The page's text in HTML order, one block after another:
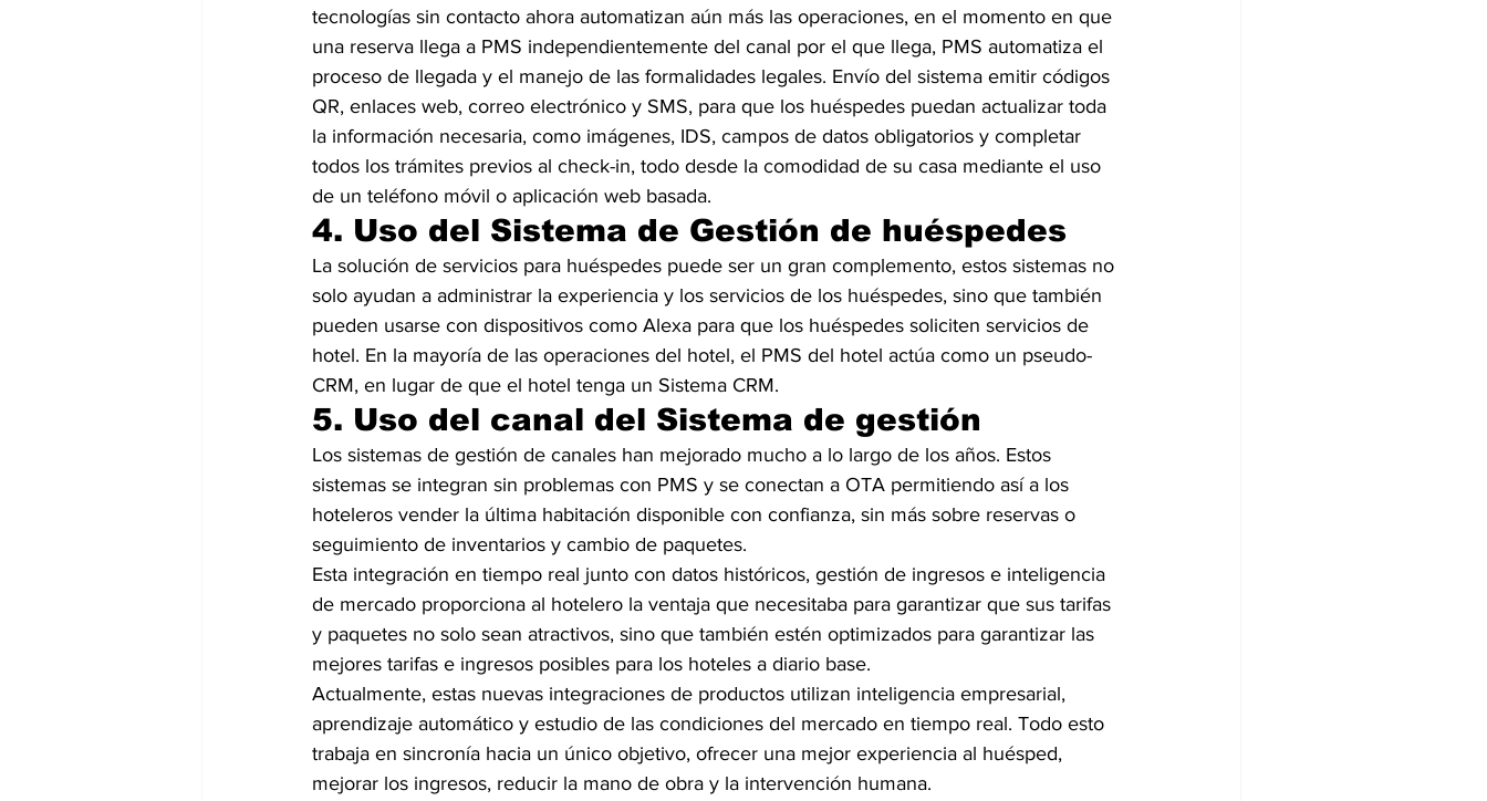
tecnologías sin contacto ahora automatizan aún más las operaciones, en el momento en que
una reserva llega a PMS independientemente del canal por el que llega, PMS automatiza el
proceso de llegada y el manejo de las formalidades legales. Envío del sistema emitir códigos
QR, enlaces web, correo electrónico y SMS, para que los huéspedes puedan actualizar toda
la información necesaria, como imágenes, IDS, campos de datos obligatorios y completar
todos los trámites previos al check-in, todo desde la comodidad de su casa mediante el uso
de un teléfono móvil o aplicación web basada.
4. Uso del Sistema de Gestión de huéspedes
La solución de servicios para huéspedes puede ser un gran complemento, estos sistemas no
solo ayudan a administrar la experiencia y los servicios de los huéspedes, sino que también
pueden usarse con dispositivos como Alexa para que los huéspedes soliciten servicios de
hotel. En la mayoría de las operaciones del hotel, el PMS del hotel actúa como un pseudo-
CRM, en lugar de que el hotel tenga un Sistema CRM.
5. Uso del canal del Sistema de gestión
Los sistemas de gestión de canales han mejorado mucho a lo largo de los años. Estos
sistemas se integran sin problemas con PMS y se conectan a OTA permitiendo así a los
hoteleros vender la última habitación disponible con confianza, sin más sobre reservas o
seguimiento de inventarios y cambio de paquetes.
Esta integración en tiempo real junto con datos históricos, gestión de ingresos e inteligencia
de mercado proporciona al hotelero la ventaja que necesitaba para garantizar que sus tarifas
y paquetes no solo sean atractivos, sino que también estén optimizados para garantizar las
mejores tarifas e ingresos posibles para los hoteles a diario base.
Actualmente, estas nuevas integraciones de productos utilizan inteligencia empresarial,
aprendizaje automático y estudio de las condiciones del mercado en tiempo real. Todo esto
trabaja en sincronía hacia un único objetivo, ofrecer una mejor experiencia al huésped,
mejorar los ingresos, reducir la mano de obra y la intervención humana.